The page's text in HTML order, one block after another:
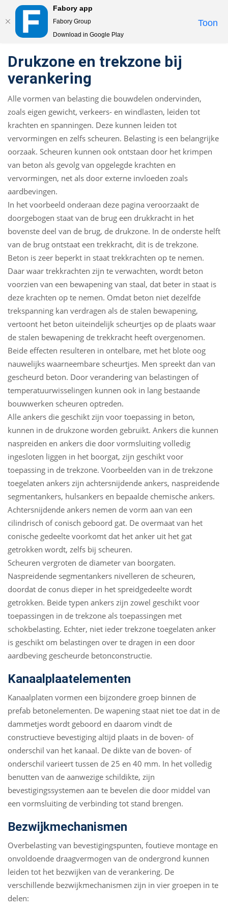
Fabory app
Fabory Group
Download in Google Play
Toon
Drukzone en trekzone bij
verankering
Alle vormen van belasting die bouwdelen ondervinden,
zoals eigen gewicht, verkeers- en windlasten, leiden tot
krachten en spanningen. Deze kunnen leiden tot
vervormingen en zelfs scheuren. Belasting is een belangrijke
oorzaak. Scheuren kunnen ook ontstaan door het krimpen
van beton als gevolg van opgelegde krachten en
vervormingen, net als door externe invloeden zoals
aardbevingen.
In het voorbeeld onderaan deze pagina veroorzaakt de
doorgebogen staat van de brug een drukkracht in het
bovenste deel van de brug, de drukzone. In de onderste helft
van de brug ontstaat een trekkracht, dit is de trekzone.
Beton is zeer beperkt in staat trekkrachten op te nemen.
Daar waar trekkrachten zijn te verwachten, wordt beton
voorzien van een bewapening van staal, dat beter in staat is
deze krachten op te nemen. Omdat beton niet dezelfde
trekspanning kan verdragen als de stalen bewapening,
vertoont het beton uiteindelijk scheurtjes op de plaats waar
de stalen bewapening de trekkracht heeft overgenomen.
Beide effecten resulteren in ontelbare, met het blote oog
nauwelijks waarneembare scheurtjes. Men spreekt dan van
gescheurd beton. Door verandering van belastingen of
temperatuurwisselingen kunnen ook in lang bestaande
bouwwerken scheuren optreden.
Alle ankers die geschikt zijn voor toepassing in beton,
kunnen in de drukzone worden gebruikt. Ankers die kunnen
naspreiden en ankers die door vormsluiting volledig
ingesloten liggen in het boorgat, zijn geschikt voor
toepassing in de trekzone. Voorbeelden van in de trekzone
toegelaten ankers zijn achtersnijdende ankers, naspreidende
segmentankers, hulsankers en bepaalde chemische ankers.
Achtersnijdende ankers nemen de vorm aan van een
cilindrisch of conisch geboord gat. De overmaat van het
conische gedeelte voorkomt dat het anker uit het gat
getrokken wordt, zelfs bij scheuren.
Scheuren vergroten de diameter van boorgaten.
Naspreidende segment­ankers nivelleren de scheuren,
doordat de conus dieper in het spreidgedeelte wordt
getrokken. Beide typen ankers zijn zowel geschikt voor
toepassingen in de trekzone als toepassingen met
schokbelasting. Echter, niet ieder trekzone toegelaten anker
is geschikt om belastingen over te dragen in een door
aardbeving gescheurde betonconstructie.
Kanaalplaatelementen
Kanaalplaten vormen een bijzondere groep binnen de
prefab betonelementen. De wapening staat niet toe dat in de
dammetjes wordt geboord en daarom vindt de
constructieve bevestiging altijd plaats in de boven- of
onderschil van het kanaal. De dikte van de boven- of
onderschil varieert tussen de 25 en 40 mm. In het volledig
benutten van de aanwezige schildikte, zijn
bevestigingssystemen aan te bevelen die door middel van
een vormsluiting de verbinding tot stand brengen.
Bezwijkmechanismen
Overbelasting van bevestigingspunten, foutieve montage en
onvoldoende draagvermogen van de ondergrond kunnen
leiden tot het bezwijken van de verankering. De
verschillende bezwijkmechanismen zijn in vier groepen in te
delen: